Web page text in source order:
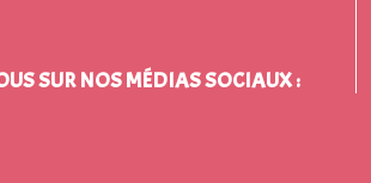
SUR NOS MÉDIAS SOCIAUX :